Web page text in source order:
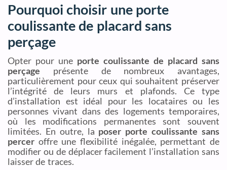
Pourquoi choisir une porte
coulissante de placard sans
perçage
Opter pour une porte coulissante de placard sans
perçage présente de nombreux avantages,
particulièrement pour ceux qui souhaitent préserver
l’intégrité de leurs murs et plafonds. Ce type
d’installation est idéal pour les locataires ou les
personnes vivant dans des logements temporaires,
où les modifications permanentes sont souvent
limitées. En outre, la poser porte coulissante sans
percer offre une flexibilité inégalée, permettant de
modifier ou de déplacer facilement l’installation sans
laisser de traces.